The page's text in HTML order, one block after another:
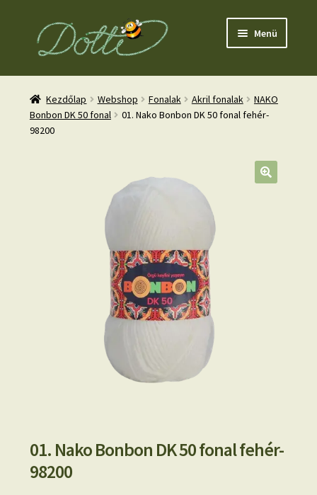
Ugrás
Kilépés
Menü
Kezdőlap Webshop Fonalak Akril fonalak
NAKO
Bonbon DK 50 fonal
01. Nako Bonbon DK 50 fonal fehér-
98200
01. Nako Bonbon DK 50 fonal fehér-
98200